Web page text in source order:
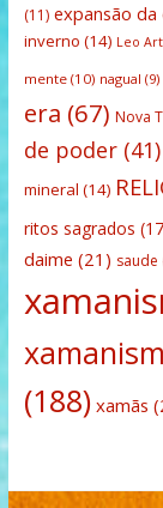
(11) expansão da
inverno (14) Leo
mente(10) nagual (9)
era (67) Nova
de poder(41)
mineral (14)
ritos sagrados
daime (21) saude
(188) xamãs